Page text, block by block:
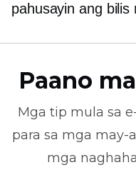
pahusayin ang bilis
Paano
Mga tip mula sa
para sa mga may-
mga